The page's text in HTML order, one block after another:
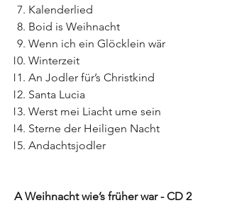
Kalenderlied
Boid is Weihnacht
Wenn ich ein Glöcklein wär
Winterzeit
An Jodler für’s Christkind
Santa Lucia
Werst mei Liacht ume sein
Sterne der Heiligen Nacht
Andachtsjodler
A Weihnacht wie’s früher war - CD 2